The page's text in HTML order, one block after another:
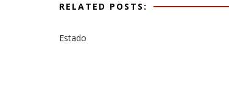
RELATED POSTS:
Estado